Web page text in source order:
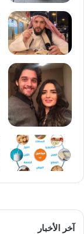
آخر الأخبار